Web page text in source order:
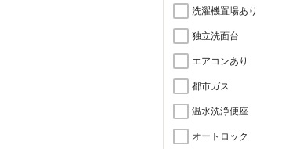
洗濯機置場あり
独立洗面台
エアコンあり
都市ガス
温水洗浄便座
オートロック